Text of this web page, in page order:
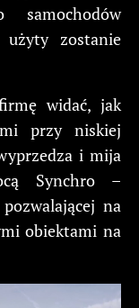
samochodów
użyty zostanie
widać, jak
przy niskiej
i mija
Synchro –
na
obiektami na